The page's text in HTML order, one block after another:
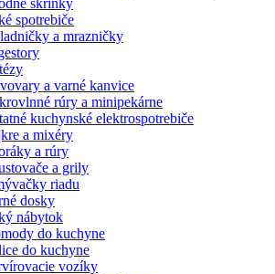
spotrebiče
a mrazničky
a varné kanvice
rúry a minipekárne
kuchynské elektrospotrebiče
a mixéry
a rúry
a grily
riadu
dosky
nábytok
do kuchyne
do kuchyne
vozíky